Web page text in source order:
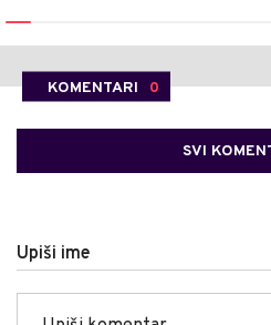
KOMENTARI 0
SVI
Upiši ime